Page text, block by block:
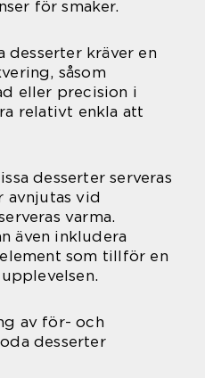
för smaker.
desserter kräver en
såsom
eller precision i
relativt enkla att
desserter serveras
avnjutas vid
varma.
även inkludera
som tillför en
av för- och
desserter